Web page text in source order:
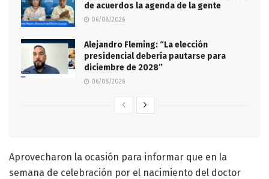
de acuerdos la agenda de la gente
06/08/2026
Alejandro Fleming: “La elección
presidencial debería pautarse para
diciembre de 2028”
06/08/2026
Aprovecharon la ocasión para informar que en la
semana de celebración por el nacimiento del doctor